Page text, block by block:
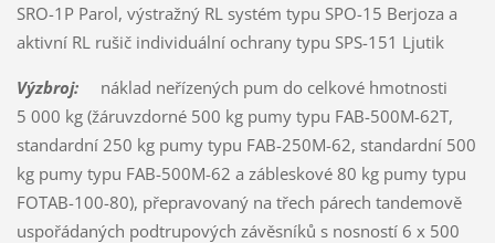
SRO-1P Parol, výstražný RL systém typu SPO-15 Berjoza a
aktivní RL rušič individuální ochrany typu SPS-151 Ljutik
Výzbroj:náklad neřízených pum do celkové hmotnosti
5 000 kg (žáruvzdorné 500 kg pumy typu FAB-500M-62T,
standardní 250 kg pumy typu FAB-250M-62, standardní 500
kg pumy typu FAB-500M-62 a zábleskové 80 kg pumy typu
FOTAB-100-80), přepravovaný na třech párech tandemově
uspořádaných podtrupových závěsníků s nosností 6 x 500